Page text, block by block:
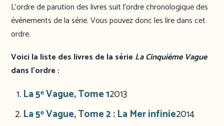
L’ordre de parution des livres suit l’ordre chronologique des
événements de la série. Vous pouvez donc les lire dans cet
ordre.
Voici la liste des livres de la série La Cinquième Vague
dans l’ordre :
La 5ᵉ Vague, Tome 12013
La 5ᵉ Vague, Tome 2 : La Mer infinie2014